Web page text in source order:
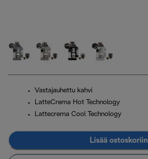
Vastajauhettu kahvi
LatteCrema Hot Technology
Lattecrema Cool Technology
Lisää ostoskoriin